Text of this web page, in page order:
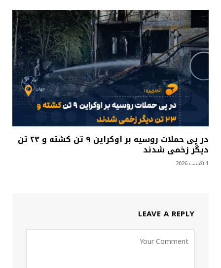
در پی حملات روسیه بر اوکراین ۹ تن کشته و ۲۳ تن
دیگر زخمی شدند
1 آگست 2026
LEAVE A REPLY